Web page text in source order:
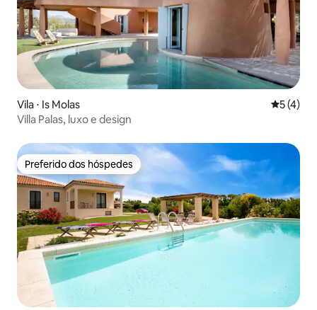
Vila ⋅ Is Molas 5 de
5 (4)
Villa Palas, luxo e design
Preferido dos hóspedes
Preferido dos hóspedes